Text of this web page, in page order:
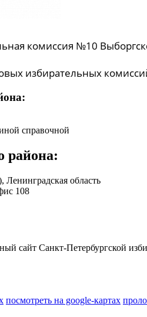
комиссия №10
избирательных
справочной
района:
область
108
сайт Санкт-Петербургской
посмотреть на google-картах